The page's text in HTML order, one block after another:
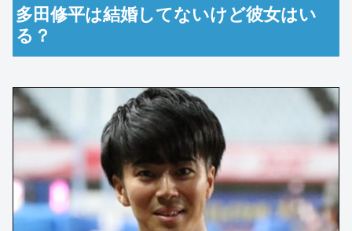
多田修平は結婚してないけど彼女はい
る？